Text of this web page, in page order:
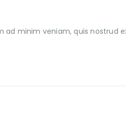
minim veniam, quis nostrud